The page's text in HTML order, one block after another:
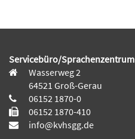
Servicebüro/Sprachenzentrum
Wasserweg 2
64521 Groß-Gerau
06152 1870-0
06152 1870-410
info@kvhsgg.de